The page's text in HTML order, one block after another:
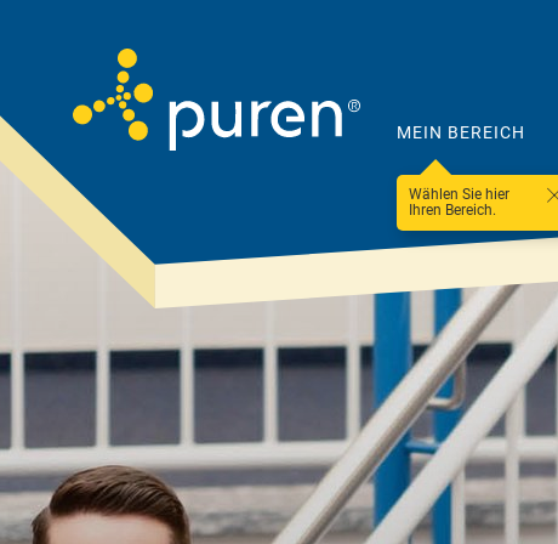
MEIN BEREICH
Wählen Sie hier
Ihren Bereich.
Darum
100 Betriebe
Ressourceneffizienz
Nachhaltigkeit &
Produkte
&
Lösungen
Steildach
Flachdach